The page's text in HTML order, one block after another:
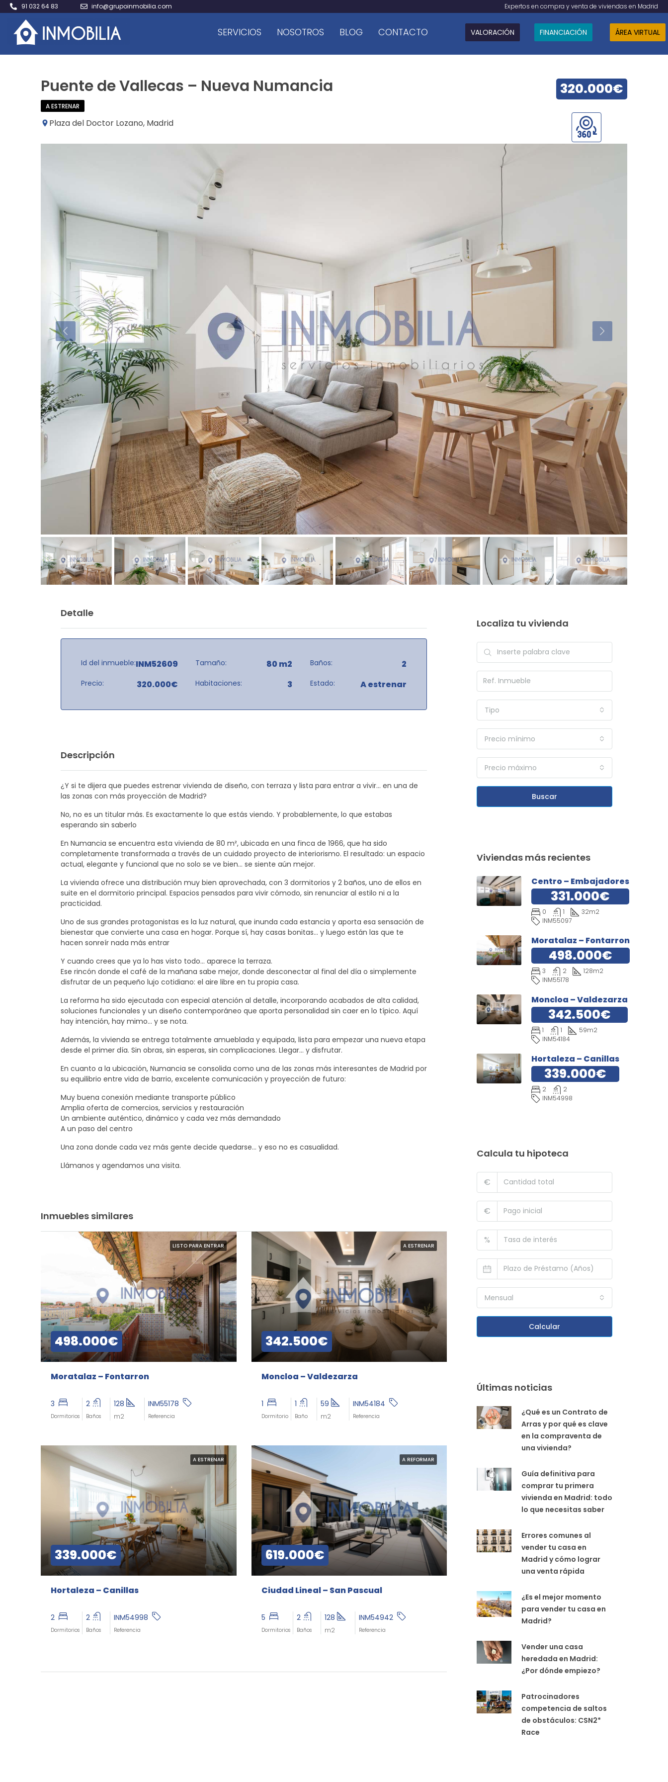
91 032 64 83 info@grupoinmobilia.com Expertos en compra y venta de viviendas en Madrid
SERVICIOS NOSOTROS BLOG CONTACTO VALORACIÓN FINANCIACIÓN ÁREA VIRTUAL
Puente de Vallecas – Nueva Numancia 320.000€
A ESTRENAR
Plaza del Doctor Lozano, Madrid
Detalle
Id del inmueble:INM52609
Precio: 320.000€
Tamaño: 80 m2
Habitaciones: 3
Baños: 2
Estado: A estrenar
Descripción
¿Y si te dijera que puedes estrenar vivienda de diseño, con terraza y lista para entrar a vivir… en una de
las zonas con más proyección de Madrid?
No, no es un titular más. Es exactamente lo que estás viendo. Y probablemente, lo que estabas
esperando sin saberlo
En Numancia se encuentra esta vivienda de 80 m², ubicada en una finca de 1966, que ha sido
completamente transformada a través de un cuidado proyecto de interiorismo. El resultado: un espacio
actual, elegante y funcional que no solo se ve bien… se siente aún mejor.
La vivienda ofrece una distribución muy bien aprovechada, con 3 dormitorios y 2 baños, uno de ellos en
suite en el dormitorio principal. Espacios pensados para vivir cómodo, sin renunciar al estilo ni a la
practicidad.
Uno de sus grandes protagonistas es la luz natural, que inunda cada estancia y aporta esa sensación de
bienestar que convierte una casa en hogar. Porque sí, hay casas bonitas… y luego están las que te
hacen sonreír nada más entrar
Y cuando crees que ya lo has visto todo… aparece la terraza.
Ese rincón donde el café de la mañana sabe mejor, donde desconectar al final del día o simplemente
disfrutar de un pequeño lujo cotidiano: el aire libre en tu propia casa.
La reforma ha sido ejecutada con especial atención al detalle, incorporando acabados de alta calidad,
soluciones funcionales y un diseño contemporáneo que aporta personalidad sin caer en lo típico. Aquí
hay intención, hay mimo… y se nota.
Además, la vivienda se entrega totalmente amueblada y equipada, lista para empezar una nueva etapa
desde el primer día. Sin obras, sin esperas, sin complicaciones. Llegar… y disfrutar.
En cuanto a la ubicación, Numancia se consolida como una de las zonas más interesantes de Madrid por
su equilibrio entre vida de barrio, excelente comunicación y proyección de futuro:
Muy buena conexión mediante transporte público
Amplia oferta de comercios, servicios y restauración
Un ambiente auténtico, dinámico y cada vez más demandado
A un paso del centro
Una zona donde cada vez más gente decide quedarse… y eso no es casualidad.
Llámanos y agendamos una visita.
Inmuebles similares
LISTO PARA ENTRAR
498.000€
Moratalaz – Fontarron
3
Dormitorios
2
Baños
128
m2
INM55178
Referencia
A ESTRENAR
342.500€
Moncloa – Valdezarza
1
Dormitorio
1
Baño
59
m2
INM54184
Referencia
A ESTRENAR
339.000€
Hortaleza – Canillas
2
Dormitorios
2
Baños
INM54998
Referencia
A REFORMAR
619.000€
Ciudad Lineal – San Pascual
5
Dormitorios
2
Baños
128
m2
INM54942
Referencia
Localiza tu vivienda
Tipo
Precio mínimo
Precio máximo
Buscar
Viviendas más recientes
Centro – Embajadores
331.000€
0 1 32m2
INM55097
Moratalaz – Fontarron
498.000€
3 2 128m2
INM55178
Moncloa – Valdezarza
342.500€
1 1 59m2
INM54184
Hortaleza – Canillas
339.000€
2
2
INM54998
Calcula tu hipoteca
€
€
%
Mensual
Calcular
Últimas noticias
¿Qué es un Contrato de
Arras y por qué es clave
en la compraventa de
una vivienda?
Guía definitiva para
comprar tu primera
vivienda en Madrid: todo
lo que necesitas saber
Errores comunes al
vender tu casa en
Madrid y cómo lograr
una venta rápida
¿Es el mejor momento
para vender tu casa en
Madrid?
Vender una casa
heredada en Madrid:
¿Por dónde empiezo?
Patrocinadores
competencia de saltos
de obstáculos: CSN2*
Race